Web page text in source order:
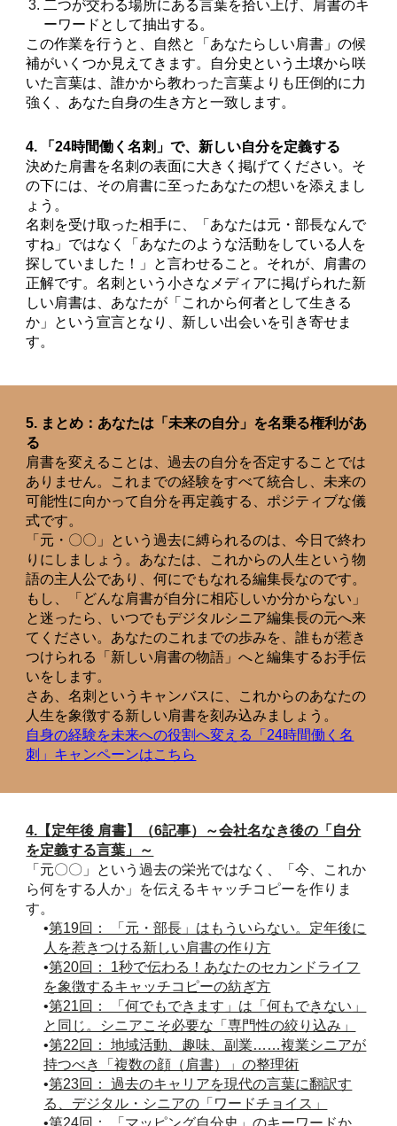
二つが交わる場所にある言葉を拾い上げ、肩書のキ
ーワードとして抽出する。
この作業を行うと、自然と「あなたらしい肩書」の候
補がいくつか見えてきます。自分史という土壌から咲
いた言葉は、誰かから教わった言葉よりも圧倒的に力
強く、あなた自身の生き方と一致します。
4. 「24時間働く名刺」で、新しい自分を定義する
決めた肩書を名刺の表面に大きく掲げてください。そ
の下には、その肩書に至ったあなたの想いを添えまし
ょう。
名刺を受け取った相手に、「あなたは元・部長なんで
すね」ではなく「あなたのような活動をしている人を
探していました！」と言わせること。それが、肩書の
正解です。名刺という小さなメディアに掲げられた新
しい肩書は、あなたが「これから何者として生きる
か」という宣言となり、新しい出会いを引き寄せま
す。
5. まとめ：あなたは「未来の自分」を名乗る権利があ
る
肩書を変えることは、過去の自分を否定することでは
ありません。これまでの経験をすべて統合し、未来の
可能性に向かって自分を再定義する、ポジティブな儀
式です。
「元・〇〇」という過去に縛られるのは、今日で終わ
りにしましょう。あなたは、これからの人生という物
語の主人公であり、何にでもなれる編集長なのです。
もし、「どんな肩書が自分に相応しいか分からない」
と迷ったら、いつでもデジタルシニア編集長の元へ来
てください。あなたのこれまでの歩みを、誰もが惹き
つけられる「新しい肩書の物語」へと編集するお手伝
いをします。
さあ、名刺というキャンバスに、これからのあなたの
人生を象徴する新しい肩書を刻み込みましょう。
自身の経験を未来への役割へ変える「24時間働く名
刺」キャンペーンはこちら
4.【定年後 肩書】（6記事）～会社名なき後の「自分
を定義する言葉」～
「元〇〇」という過去の栄光ではなく、「今、これか
ら何をする人か」を伝えるキャッチコピーを作りま
す。
•第19回： 「元・部長」はもういらない。定年後に
人を惹きつける新しい肩書の作り方
•第20回： 1秒で伝わる！あなたのセカンドライフ
を象徴するキャッチコピーの紡ぎ方
•第21回： 「何でもできます」は「何もできない」
と同じ。シニアこそ必要な「専門性の絞り込み」
•第22回： 地域活動、趣味、副業……複業シニアが
持つべき「複数の顔（肩書）」の整理術
•第23回： 過去のキャリアを現代の言葉に翻訳す
る、デジタル・シニアの「ワードチョイス」
•第24回： 「マッピング自分史」のキーワードか